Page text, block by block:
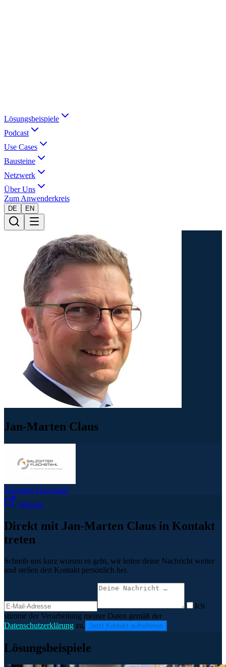
Lösungsbeispiele
Podcast
Use Cases
Bausteine
Netzwerk
Über Uns
Zum Anwenderkreis
DE EN
Jan-Marten Claus
Salzgitter Flachstahl
Website
Direkt mit Jan-Marten Claus in Kontakt
treten
Schreib uns kurz worum es geht, wir leiten deine Nachricht weiter
und stellen den Kontakt persönlich her.
Ich
stimme der Verarbeitung meiner Daten gemäß der
Datenschutzerklärung zu. Jetzt Kontakt aufnehmen
Lösungsbeispiele